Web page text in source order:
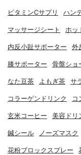
ビタミンCサプリ ハン
マッサージシート ホッ
内反小趾サポーター 外
膝サポーター 骨盤ショ
なた豆茶 よもぎ茶 サ
コラーゲンドリンク コ
玄米コーヒー 美容ドリ
鍼シール ノーズマスク
花粉ブロックスプレー